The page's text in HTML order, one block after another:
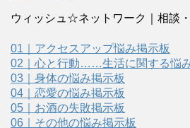
ウィッシュ☆ネットワーク｜相談
01｜アクセスアップ悩み掲示板
02｜心と行動……生活に関する悩
03｜身体の悩み掲示板
04｜恋愛の悩み掲示板
05｜お酒の失敗掲示板
06｜その他の悩み掲示板